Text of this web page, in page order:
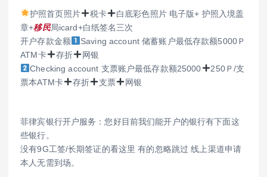
护照首页照片 税卡
白底彩色照片 电子版+ 护照入境盖
章+移民局icard+白纸签名三次
开户存款金额
Saving account 储蓄账户最低存款额5000Ｐ
ATM卡
存折
网银
Checking account 支票账户最低存款额25000
250Ｐ/支
票本ATM卡
存折 支票 网银
菲律宾银行开户服务：您好目前我们能开户的银行有下面这
些银行。
没有9G工签/长期签证的看这里 有的忽略跳过 线上渠道申请
本人无需到场。